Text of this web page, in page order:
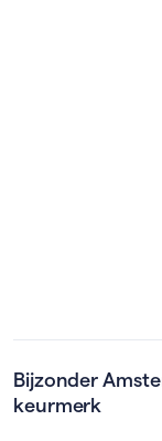
Bijzonder
keurmerk